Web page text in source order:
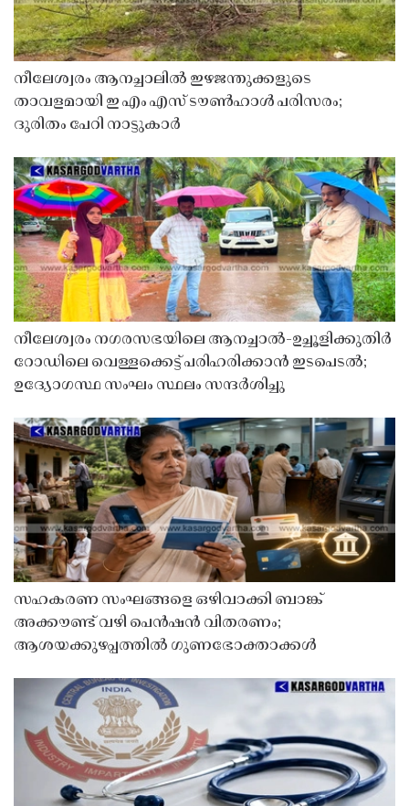
നീലേശ്വരം ആനച്ചാലിൽ ഇഴജന്തുക്കളുടെ
താവളമായി ഇ എം എസ് ടൗൺഹാൾ പരിസരം;
ദുരിതം പേറി നാട്ടുകാർ
നീലേശ്വരം നഗരസഭയിലെ ആനച്ചാൽ-ഉച്ചൂളിക്കുതിർ
റോഡിലെ വെള്ളക്കെട്ട് പരിഹരിക്കാൻ ഇടപെടൽ;
ഉദ്യോഗസ്ഥ സംഘം സ്ഥലം സന്ദർശിച്ചു
സഹകരണ സംഘങ്ങളെ ഒഴിവാക്കി ബാങ്ക്
അക്കൗണ്ട് വഴി പെൻഷൻ വിതരണം;
ആശയക്കുഴപ്പത്തിൽ ഗുണഭോക്താക്കൾ